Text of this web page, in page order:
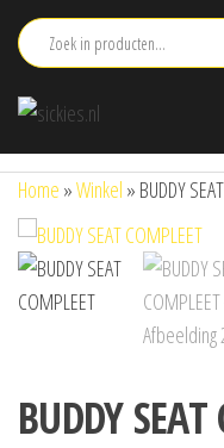
naar
inhoud
Home »Winkel » BUDDY
BUDDY SEAT